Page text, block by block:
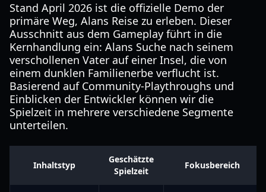
Stand April 2026 ist die offizielle Demo der
primäre Weg, Alans Reise zu erleben. Dieser
Ausschnitt aus dem Gameplay führt in die
Kernhandlung ein: Alans Suche nach seinem
verschollenen Vater auf einer Insel, die von
einem dunklen Familienerbe verflucht ist.
Basierend auf Community-Playthroughs und
Einblicken der Entwickler können wir die
Spielzeit in mehrere verschiedene Segmente
unterteilen.
Inhaltstyp
Geschätzte
Spielzeit
Fokusbereich